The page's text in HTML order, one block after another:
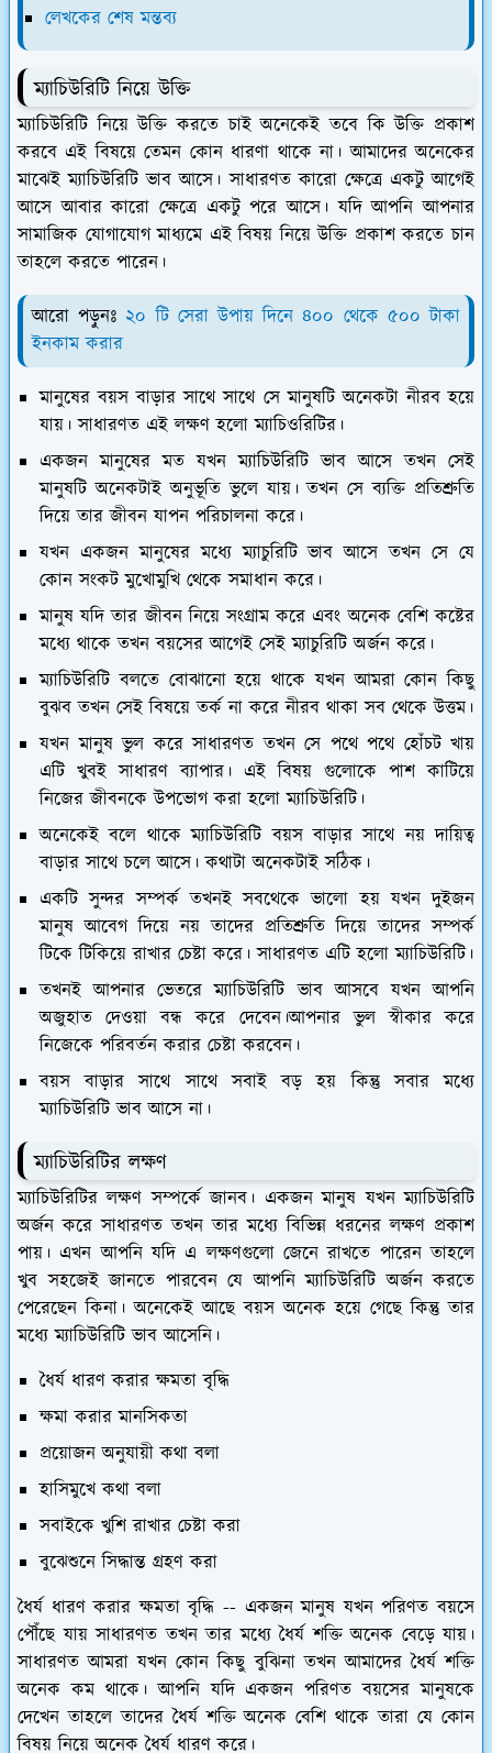
লেখকের শেষ মন্তব্য
ম্যাচিউরিটি নিয়ে উক্তি
ম্যাচিউরিটি নিয়ে উক্তি করতে চাই অনেকেই তবে কি উক্তি প্রকাশ
করবে এই বিষয়ে তেমন কোন ধারণা থাকে না। আমাদের অনেকের
মাঝেই ম্যাচিউরিটি ভাব আসে। সাধারণত কারো ক্ষেত্রে একটু আগেই
আসে আবার কারো ক্ষেত্রে একটু পরে আসে। যদি আপনি আপনার
সামাজিক যোগাযোগ মাধ্যমে এই বিষয় নিয়ে উক্তি প্রকাশ করতে চান
তাহলে করতে পারেন।
আরো পড়ুনঃ২০ টি সেরা উপায় দিনে ৪০০ থেকে ৫০০ টাকা
ইনকাম করার
মানুষের বয়স বাড়ার সাথে সাথে সে মানুষটি অনেকটা নীরব হয়ে
যায়। সাধারণত এই লক্ষণ হলো ম্যাচিওরিটির।
একজন মানুষের মত যখন ম্যাচিউরিটি ভাব আসে তখন সেই
মানুষটি অনেকটাই অনুভূতি ভুলে যায়। তখন সে ব্যক্তি প্রতিশ্রুতি
দিয়ে তার জীবন যাপন পরিচালনা করে।
যখন একজন মানুষের মধ্যে ম্যাচুরিটি ভাব আসে তখন সে যে
কোন সংকট মুখোমুখি থেকে সমাধান করে।
মানুষ যদি তার জীবন নিয়ে সংগ্রাম করে এবং অনেক বেশি কষ্টের
মধ্যে থাকে তখন বয়সের আগেই সেই ম্যাচুরিটি অর্জন করে।
ম্যাচিউরিটি বলতে বোঝানো হয়ে থাকে যখন আমরা কোন কিছু
বুঝব তখন সেই বিষয়ে তর্ক না করে নীরব থাকা সব থেকে উত্তম।
যখন মানুষ ভুল করে সাধারণত তখন সে পথে পথে হোঁচট খায়
এটি খুবই সাধারণ ব্যাপার। এই বিষয় গুলোকে পাশ কাটিয়ে
নিজের জীবনকে উপভোগ করা হলো ম্যাচিউরিটি।
অনেকেই বলে থাকে ম্যাচিউরিটি বয়স বাড়ার সাথে নয় দায়িত্ব
বাড়ার সাথে চলে আসে। কথাটা অনেকটাই সঠিক।
একটি সুন্দর সম্পর্ক তখনই সবথেকে ভালো হয় যখন দুইজন
মানুষ আবেগ দিয়ে নয় তাদের প্রতিশ্রুতি দিয়ে তাদের সম্পর্ক
টিকে টিকিয়ে রাখার চেষ্টা করে। সাধারণত এটি হলো ম্যাচিউরিটি।
তখনই আপনার ভেতরে ম্যাচিউরিটি ভাব আসবে যখন আপনি
অজুহাত দেওয়া বন্ধ করে দেবেন।আপনার ভুল স্বীকার করে
নিজেকে পরিবর্তন করার চেষ্টা করবেন।
বয়স বাড়ার সাথে সাথে সবাই বড় হয় কিন্তু সবার মধ্যে
ম্যাচিউরিটি ভাব আসে না।
ম্যাচিউরিটির লক্ষণ
ম্যাচিউরিটির লক্ষণ সম্পর্কে জানব। একজন মানুষ যখন ম্যাচিউরিটি
অর্জন করে সাধারণত তখন তার মধ্যে বিভিন্ন ধরনের লক্ষণ প্রকাশ
পায়। এখন আপনি যদি এ লক্ষণগুলো জেনে রাখতে পারেন তাহলে
খুব সহজেই জানতে পারবেন যে আপনি ম্যাচিউরিটি অর্জন করতে
পেরেছেন কিনা। অনেকেই আছে বয়স অনেক হয়ে গেছে কিন্তু তার
মধ্যে ম্যাচিউরিটি ভাব আসেনি।
ধৈর্য ধারণ করার ক্ষমতা বৃদ্ধি
ক্ষমা করার মানসিকতা
প্রয়োজন অনুযায়ী কথা বলা
হাসিমুখে কথা বলা
সবাইকে খুশি রাখার চেষ্টা করা
বুঝেশুনে সিদ্ধান্ত গ্রহণ করা
ধৈর্য ধারণ করার ক্ষমতা বৃদ্ধি -- একজন মানুষ যখন পরিণত বয়সে
পৌঁছে যায় সাধারণত তখন তার মধ্যে ধৈর্য শক্তি অনেক বেড়ে যায়।
সাধারণত আমরা যখন কোন কিছু বুঝিনা তখন আমাদের ধৈর্য শক্তি
অনেক কম থাকে। আপনি যদি একজন পরিণত বয়সের মানুষকে
দেখেন তাহলে তাদের ধৈর্য শক্তি অনেক বেশি থাকে তারা যে কোন
বিষয় নিয়ে অনেক ধৈর্য ধারণ করে।